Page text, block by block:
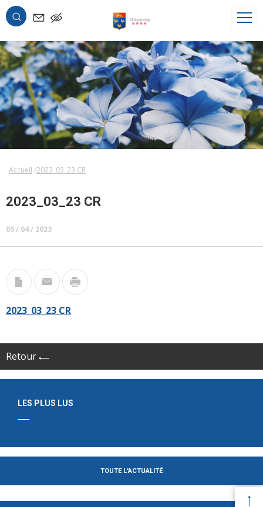
OK
Accueil 2023_03_23 CR
2023_03_23 CR
05 / 04 / 2023
2023_03_23 CR
Retour
LES PLUS LUS
TOUTE L'ACTUALITÉ